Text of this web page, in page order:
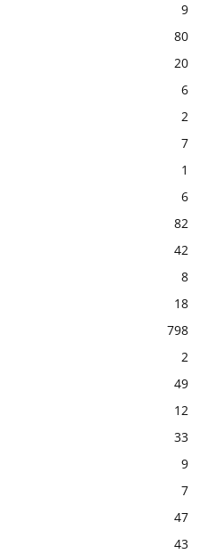
9
80
20
6
2
7
1
6
82
42
8
18
798
2
49
12
33
9
7
47
43